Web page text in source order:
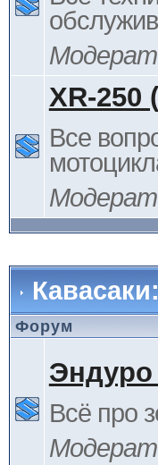
XR-250
Все
Форум
Эндуро
Всё про